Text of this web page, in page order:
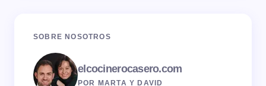
SOBRE NOSOTROS
elcocinerocasero.com
POR MARTA Y DAVID